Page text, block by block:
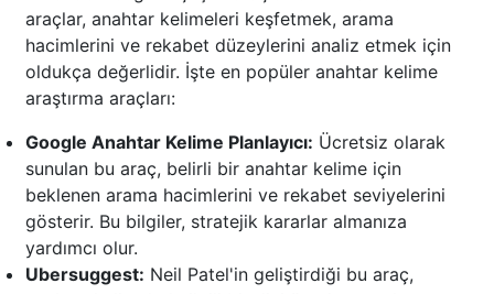
araçlar, anahtar kelimeleri keşfetmek, arama
hacimlerini ve rekabet düzeylerini analiz etmek için
oldukça değerlidir. İşte en popüler anahtar kelime
araştırma araçları:
Google Anahtar Kelime Planlayıcı: Ücretsiz olarak
sunulan bu araç, belirli bir anahtar kelime için
beklenen arama hacimlerini ve rekabet seviyelerini
gösterir. Bu bilgiler, stratejik kararlar almanıza
yardımcı olur.
Ubersuggest: Neil Patel'in geliştirdiği bu araç,